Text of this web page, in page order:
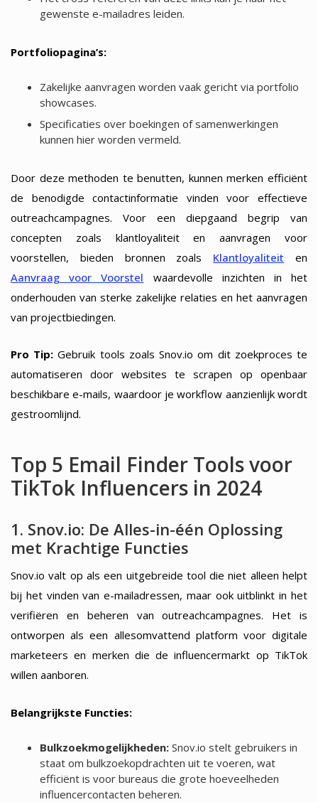
gewenste e-mailadres leiden.
Portfoliopagina’s:
Zakelijke aanvragen worden vaak gericht via portfolio
showcases.
Specificaties over boekingen of samenwerkingen
kunnen hier worden vermeld.
Door deze methoden te benutten, kunnen merken efficiënt
de benodigde contactinformatie vinden voor effectieve
outreachcampagnes. Voor een diepgaand begrip van
concepten zoals klantloyaliteit en aanvragen voor
voorstellen, bieden bronnen zoals Klantloyaliteit en
Aanvraag voor Voorstel waardevolle inzichten in het
onderhouden van sterke zakelijke relaties en het aanvragen
van projectbiedingen.
Pro Tip: Gebruik tools zoals Snov.io om dit zoekproces te
automatiseren door websites te scrapen op openbaar
beschikbare e-mails, waardoor je workflow aanzienlijk wordt
gestroomlijnd.
Top 5 Email Finder Tools voor
TikTok Influencers in 2024
1. Snov.io: De Alles-in-één Oplossing
met Krachtige Functies
Snov.io valt op als een uitgebreide tool die niet alleen helpt
bij het vinden van e-mailadressen, maar ook uitblinkt in het
verifiëren en beheren van outreachcampagnes. Het is
ontworpen als een allesomvattend platform voor digitale
marketeers en merken die de influencermarkt op TikTok
willen aanboren.
Belangrijkste Functies:
Bulkzoekmogelijkheden:Snov.io stelt gebruikers in
staat om bulkzoekopdrachten uit te voeren, wat
efficiënt is voor bureaus die grote hoeveelheden
influencercontacten beheren.